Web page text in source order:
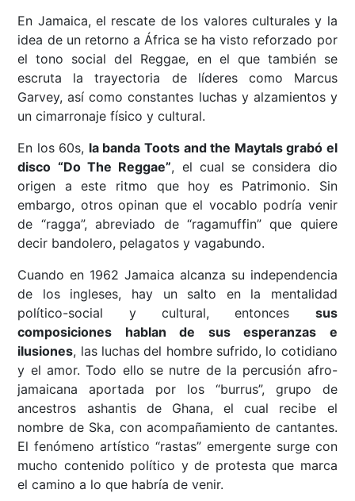
En Jamaica, el rescate de los valores culturales y la
idea de un retorno a África se ha visto reforzado por
el tono social del Reggae, en el que también se
escruta la trayectoria de líderes como Marcus
Garvey, así como constantes luchas y alzamientos y
un cimarronaje físico y cultural.
En los 60s, la banda Toots and the Maytals grabó el
disco “Do The Reggae”, el cual se considera dio
origen a este ritmo que hoy es Patrimonio. Sin
embargo, otros opinan que el vocablo podría venir
de “ragga”, abreviado de “ragamuffin” que quiere
decir bandolero, pelagatos y vagabundo.
Cuando en 1962 Jamaica alcanza su independencia
de los ingleses, hay un salto en la mentalidad
político-social y cultural, entonces sus
composiciones hablan de sus esperanzas e
ilusiones, las luchas del hombre sufrido, lo cotidiano
y el amor. Todo ello se nutre de la percusión afro-
jamaicana aportada por los “burrus”, grupo de
ancestros ashantis de Ghana, el cual recibe el
nombre de Ska, con acompañamiento de cantantes.
El fenómeno artístico “rastas” emergente surge con
mucho contenido político y de protesta que marca
el camino a lo que habría de venir.